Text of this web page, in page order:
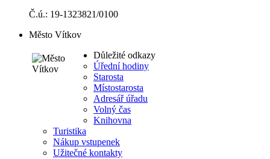
Č.ú.: 19-1323821/0100
Město Vítkov
Důležité odkazy
Úřední hodiny
Starosta
Místostarosta
Adresář úřadu
Volný čas
Knihovna
Turistika
Nákup vstupenek
Užitečné kontakty